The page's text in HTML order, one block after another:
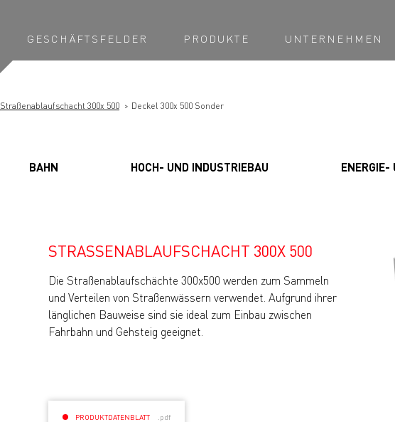
GESCHÄFTSFELDER PRODUKTE UNTERNEHMEN
Straßenablaufschacht 300x 500 Deckel 300x 500 Sonder
BAHN HOCH- UND INDUSTRIEBAU ENERGIE-
STRASSENABLAUFSCHACHT 300X 500
Die Straßenablaufschächte 300x500 werden zum Sammeln
und Verteilen von Straßenwässern verwendet. Aufgrund ihrer
länglichen Bauweise sind sie ideal zum Einbau zwischen
Fahrbahn und Gehsteig geeignet.
PRODUKTDATENBLATT .pdf